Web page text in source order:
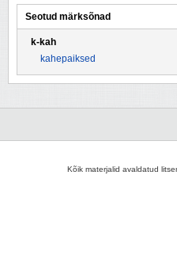
Seotud märksõnad
k-kah
kahepaiksed
Kõik materjalid avaldatud